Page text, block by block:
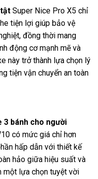
Super Nice Pro X5 chỉ
tiện lợi giúp bảo vệ
đồng thời mang
động cơ mạnh mẽ và
này trở thành lựa chọn lý
tiện vận chuyển an toàn
3 bánh cho người
có mức giá chỉ hơn
hấp dẫn với thiết kế
hảo giữa hiệu suất và
một lựa chọn tuyệt vời